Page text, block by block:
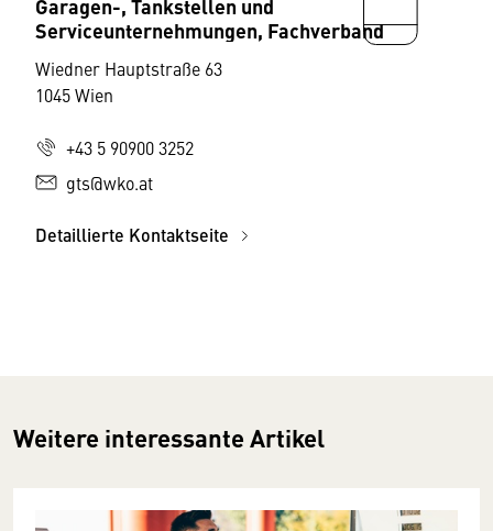
Serviceunternehmungen, Fachverband
Wiedner Hauptstraße 63
1045 Wien
+43 5 90900 3252
gts@wko.at
Detaillierte Kontaktseite
Weitere interessante Artikel